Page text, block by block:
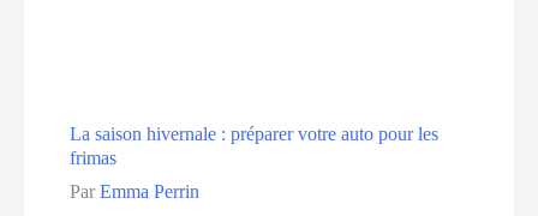
optimiser
votre
sécurité
La saison hivernale : préparer votre auto pour les
frimas
ParEmma Perrin